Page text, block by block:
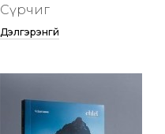
Сүрчиг
Дэлгэрэнгүй